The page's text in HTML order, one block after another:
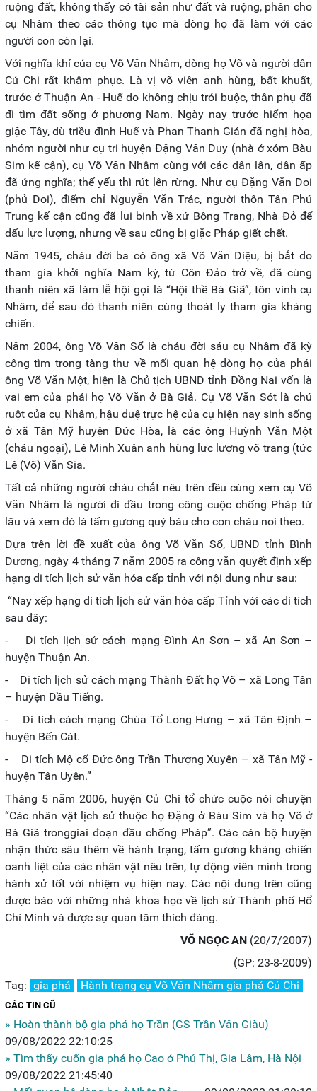
ruộng đất, không thấy có tài sản như đất và ruộng, phân cho
cụ Nhâm theo các thông tục mà dòng họ đã làm với các
người con còn lại.
Với nghĩa khí của cụ Võ Văn Nhâm, dòng họ Võ và người dân
Củ Chi rất khâm phục. Là vị võ viên anh hùng, bất khuất,
trước ở Thuận An - Huế do không chịu trói buộc, thân phụ đã
đi tìm đất sống ở phương Nam. Ngày nay trước hiểm họa
giặc Tây, dù triều đình Huế và Phan Thanh Giản đã nghị hòa,
nhóm người như cụ tri huyện Đặng Văn Duy (nhà ở xóm Bàu
Sim kế cận), cụ Võ Văn Nhâm cùng với các dân lân, dân ấp
đã ứng nghĩa; thế yếu thì rút lên rừng. Như cụ Đặng Văn Doi
(phủ Doi), điểm chỉ Nguyễn Văn Trác, người thôn Tân Phú
Trung kế cận cũng đã lui binh về xứ Bông Trang, Nhà Đỏ để
dấu lực lượng, nhưng về sau cũng bị giặc Pháp giết chết.
Năm 1945, cháu đời ba có ông xã Võ Văn Diệu, bị bắt do
tham gia khởi nghĩa Nam kỳ, từ Côn Đảo trở về, đã cùng
thanh niên xã làm lễ hội gọi là “Hội thề Bà Giã”, tôn vinh cụ
Nhâm, để sau đó thanh niên cùng thoát ly tham gia kháng
chiến.
Năm 2004, ông Võ Văn Sổ là cháu đời sáu cụ Nhâm đã kỳ
công tìm trong tàng thư về mối quan hệ dòng họ của phái
ông Võ Văn Một, hiện là Chủ tịch UBND tỉnh Đồng Nai vốn là
vai em của phái họ Võ Văn ở Bà Giả. Cụ Võ Văn Sót là chú
ruột của cụ Nhâm, hậu duệ trực hệ của cụ hiện nay sinh sống
ở xã Tân Mỹ huyện Đức Hòa, là các ông Huỳnh Văn Một
(cháu ngoại), Lê Minh Xuân anh hùng lưc lượng võ trang (tức
Lê (Võ) Văn Sia.
Tất cả những người cháu chắt nêu trên đều cùng xem cụ Võ
Văn Nhâm là người đi đầu trong công cuộc chống Pháp từ
lâu và xem đó là tấm gương quý báu cho con cháu noi theo.
Dựa trên lời đề xuất của ông Võ Văn Sổ, UBND tỉnh Bình
Dương, ngày 4 tháng 7 năm 2005 ra công văn quyết định xếp
hạng di tích lịch sử văn hóa cấp tỉnh với nội dung như sau:
“Nay xếp hạng di tích lịch sử văn hóa cấp Tỉnh với các di tích
sau đây:
- Di tích lịch sử cách mạng Đình An Sơn – xã An Sơn –
huyện Thuận An.
- Di tích lịch sử cách mạng Thành Đất họ Võ – xã Long Tân
– huyện Dầu Tiếng.
- Di tích cách mạng Chùa Tổ Long Hưng – xã Tân Định –
huyện Bến Cát.
- Di tích Mộ cổ Đức ông Trần Thượng Xuyên – xã Tân Mỹ -
huyện Tân Uyên.”
Tháng 5 năm 2006, huyện Củ Chi tổ chức cuộc nói chuyện
“Các nhân vật lịch sử thuộc họ Đặng ở Bàu Sim và họ Võ ở
Bà Giã tronggiai đoạn đầu chống Pháp”. Các cán bộ huyện
nhận thức sâu thêm về hành trạng, tấm gương kháng chiến
oanh liệt của các nhân vật nêu trên, tự động viên mình trong
hành xử tốt với nhiệm vụ hiện nay. Các nội dung trên cũng
được báo với những nhà khoa học về lịch sử Thành phố Hổ
Chí Minh và được sự quan tâm thích đáng.
VÕ NGỌC AN (20/7/2007)
(GP: 23-8-2009)
Tag: gia phả Hành trạng cụ Võ Văn Nhâm gia phả Củ Chi
CÁC TIN CŨ
» Hoàn thành bộ gia phả họ Trần (GS Trần Văn Giàu)
09/08/2022 22:10:25
» Tìm thấy cuốn gia phả họ Cao ở Phú Thị, Gia Lâm, Hà Nội
09/08/2022 21:45:40